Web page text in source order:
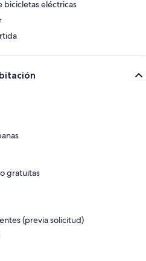
bicicletas eléctricas
gratuitas
(previa solicitud)